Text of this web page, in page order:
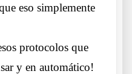
eso simplemente
protocolos que
y en automático!